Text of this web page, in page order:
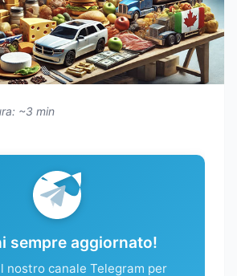
~3 min
sempre aggiornato!
nostro canale Telegram per